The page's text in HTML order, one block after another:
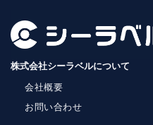
株式会社シーラベルについて
会社概要
お問い合わせ